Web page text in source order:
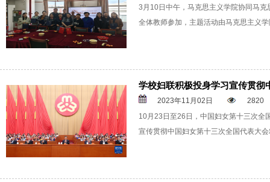
3月10日中午，马克思主义学院协同马
全体教师参加，主题活动由马克思主义
学校妇联积极投身学习宣传贯彻
2023年11月02日
2820
10月23日至26日，中国妇女第十三次全
宣传贯彻中国妇女第十三次全国代表大